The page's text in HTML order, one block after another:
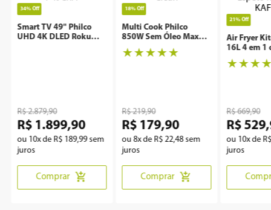
34% Off
Smart TV 49" Philco
UHD 4K DLED Roku
R$ 2.879,90
R$ 1.899,90
ou 10x de R$ 189,99sem
juros
Comprar
18% Off
Multi Cook Philco
850W Sem Óleo Maxx
Clean
★★★★★
R$ 219,90
R$ 179,90
ou8x de R$ 22,48sem
juros
Comprar
21% Off
Air Fryer
16L 4 em 1
Rotisserie
★★★
R$ 669,90
R$ 529,
ou 10x de
juros